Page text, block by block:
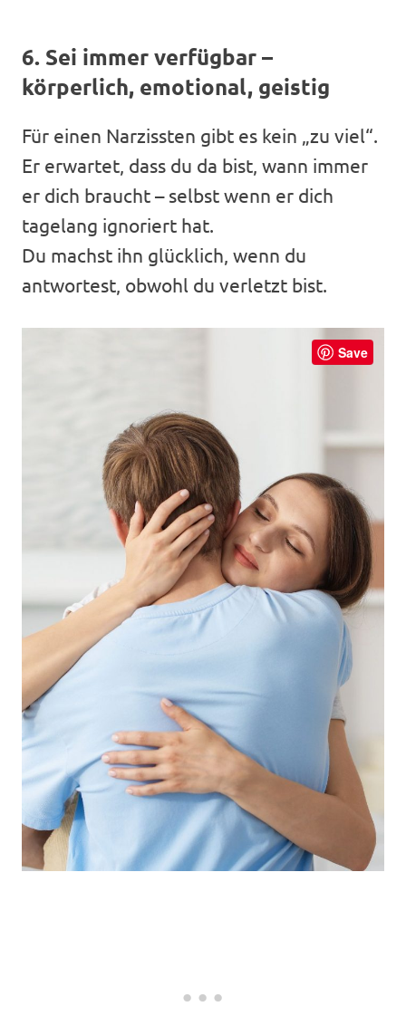
6. Sei immer verfügbar –
körperlich, emotional, geistig
Für einen Narzissten gibt es kein „zu viel“.
Er erwartet, dass du da bist, wann immer
er dich braucht – selbst wenn er dich
tagelang ignoriert hat.
Du machst ihn glücklich, wenn du
antwortest, obwohl du verletzt bist.
Save